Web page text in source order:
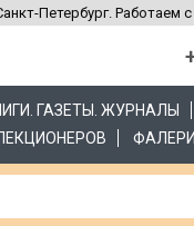
Петербург. Работаем
ГАЗЕТЫ. ЖУРНАЛЫ